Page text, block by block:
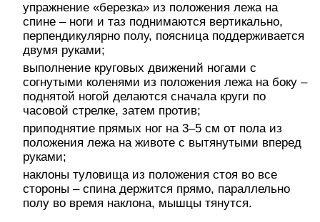
упражнение «березка» из положения лежа на
спине – ноги и таз поднимаются вертикально,
перпендикулярно полу, поясница поддерживается
двумя руками;
выполнение круговых движений ногами с
согнутыми коленями из положения лежа на боку –
поднятой ногой делаются сначала круги по
часовой стрелке, затем против;
приподнятие прямых ног на 3–5 см от пола из
положения лежа на животе с вытянутыми вперед
руками;
наклоны туловища из положения стоя во все
стороны – спина держится прямо, параллельно
полу во время наклона, мышцы тянутся.